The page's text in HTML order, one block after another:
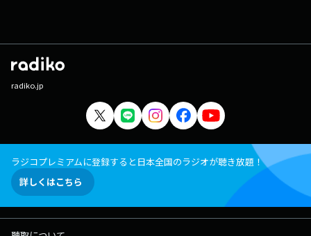
radiko.jp
ラジコプレミアムに登録すると日本全国のラジオが聴き放題！
詳しくはこちら